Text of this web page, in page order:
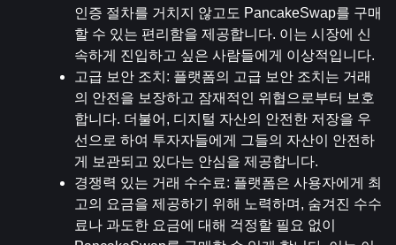
인증 절차를 거치지 않고도 PancakeSwap를 구매
할 수 있는 편리함을 제공합니다. 이는 시장에 신
속하게 진입하고 싶은 사람들에게 이상적입니다.
고급 보안 조치 : 플랫폼의 고급 보안 조치는 거래
의 안전을 보장하고 잠재적인 위협으로부터 보호
합니다. 더불어, 디지털 자산의 안전한 저장을 우
선으로 하여 투자자들에게 그들의 자산이 안전하
게 보관되고 있다는 안심을 제공합니다.
경쟁력 있는 거래 수수료: 플랫폼은 사용자에게 최
고의 요금을 제공하기 위해 노력하며, 숨겨진 수수
료나 과도한 요금에 대해 걱정할 필요 없이